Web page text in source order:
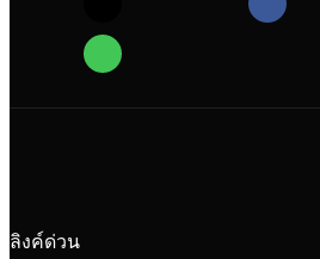
ลิงค์ด่วน